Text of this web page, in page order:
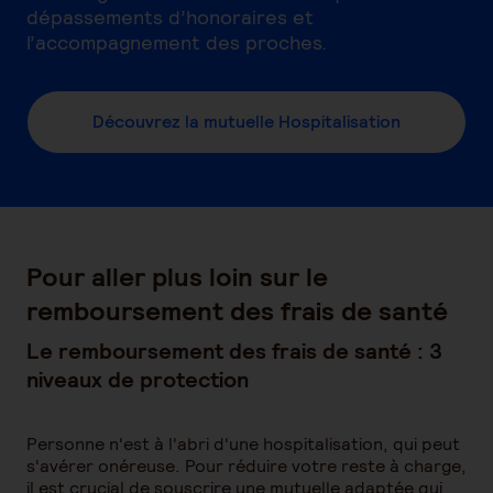
dépassements d’honoraires et
l’accompagnement des proches.
Découvrez la mutuelle Hospitalisation
Pour aller plus loin sur le
remboursement des frais de santé
Le remboursement des frais de santé : 3
niveaux de protection
Personne n'est à l'abri d'une hospitalisation, qui peut
s'avérer onéreuse. Pour réduire votre reste à charge,
il est crucial de souscrire une mutuelle adaptée qui